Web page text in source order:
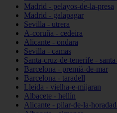
Madrid - pelayos-de-la-presa
Madrid - galapagar
Sevilla - utrera
A-coruña - cedeira
Alicante - ondara
Sevilla - camas
Santa-cruz-de-tenerife -
Barcelona - premià-de-mar
Barcelona - taradell
Lleida - vielha-e-mijaran
Albacete - hellín
Alicante - pilar-de-la-